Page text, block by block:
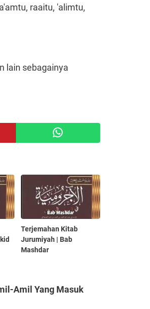
raaitu, 'alimtu,
lain sebagainya
Terjemahan Kitab
Jurumiyah | Bab
Mashdar
Amil Yang Masuk